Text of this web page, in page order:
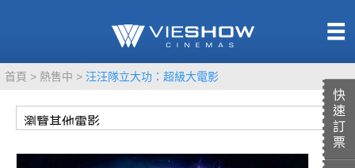
快
速
訂
票
首頁 熱售中 汪汪隊立大功：超級大電影
熱售中